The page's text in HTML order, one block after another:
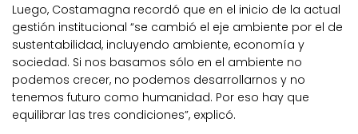
Luego, Costamagna recordó que en el inicio de la actual
gestión institucional “se cambió el eje ambiente por el de
sustentabilidad, incluyendo ambiente, economía y
sociedad. Si nos basamos sólo en el ambiente no
podemos crecer, no podemos desarrollarnos y no
tenemos futuro como humanidad. Por eso hay que
equilibrar las tres condiciones”, explicó.